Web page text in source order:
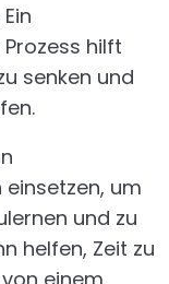
hilft
senken und
um
und zu
helfen, Zeit zu